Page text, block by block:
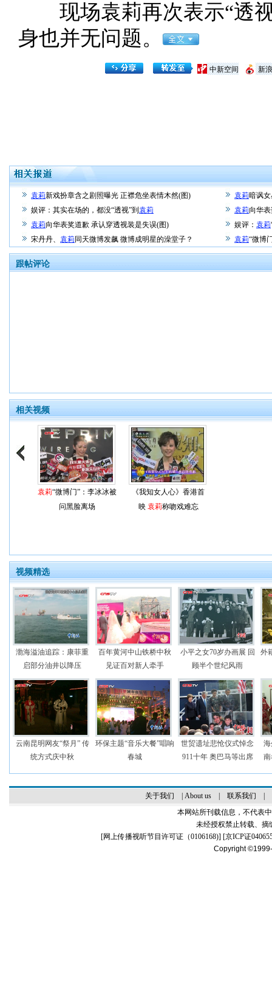
现场袁莉再次表示“透视
身也并无问题。
新
中新空间
袁莉新戏扮章含之剧照曝光 正襟危坐表情木然(图) 袁莉暗讽
娱评：其实在场的，都没“透视”到 袁莉 袁莉向华
袁莉向华表奖道歉 承认穿透视装是失误(图) 娱评： 袁莉
宋丹丹、 袁莉 同天微博发飙 微博成明星的澡堂子？ 袁莉“微博
跟帖评论
相关视频
袁莉“微博门”：李冰冰被
问黑脸离场
《我知女人心》香港首
映 袁莉称吻戏难忘
视频精选
渤海溢油追踪：康菲重
启部分油井以降压
百年黄河中山铁桥中秋
见证百对新人牵手
小平之女70岁办画展 回
顾半个世纪风雨
外
云南昆明网友“祭月” 传
统方式庆中秋
环保主题“音乐大餐”唱响
春城
世贸遗址悲怆仪式悼念
911十年 奥巴马等出席
关于我们 About us| 联系我们
本网站所刊载信息，不代表
未经授权禁止转载、摘
[网上传播视听节目许可证（0106168)] [京ICP证
Copyright